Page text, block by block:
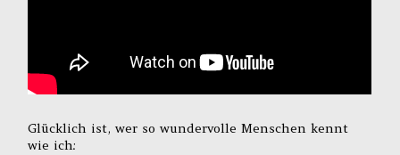
Glücklich ist, wer so wundervolle Menschen kennt
wie ich: